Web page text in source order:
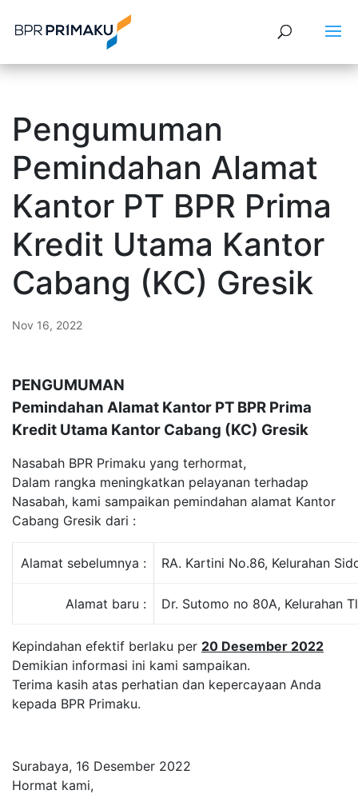
Pengumuman
Pemindahan Alamat
Kantor PT BPR Prima
Kredit Utama Kantor
Cabang (KC) Gresik
Nov 16, 2022
PENGUMUMAN
Pemindahan Alamat Kantor PT BPR Prima
Kredit Utama Kantor Cabang (KC) Gresik
Nasabah BPR Primaku yang terhormat,
Dalam rangka meningkatkan pelayanan terhadap
Nasabah, kami sampaikan pemindahan alamat Kantor
Cabang Gresik dari :
Alamat sebelumnya : RA. Kartini No.86, Kelurahan
Alamat baru : Dr. Sutomo no 80A, Kelurahan
Kepindahan efektif berlaku per 20 Desember 2022
Demikian informasi ini kami sampaikan.
Terima kasih atas perhatian dan kepercayaan Anda
kepada BPR Primaku.
Surabaya, 16 Desember 2022
Hormat kami,